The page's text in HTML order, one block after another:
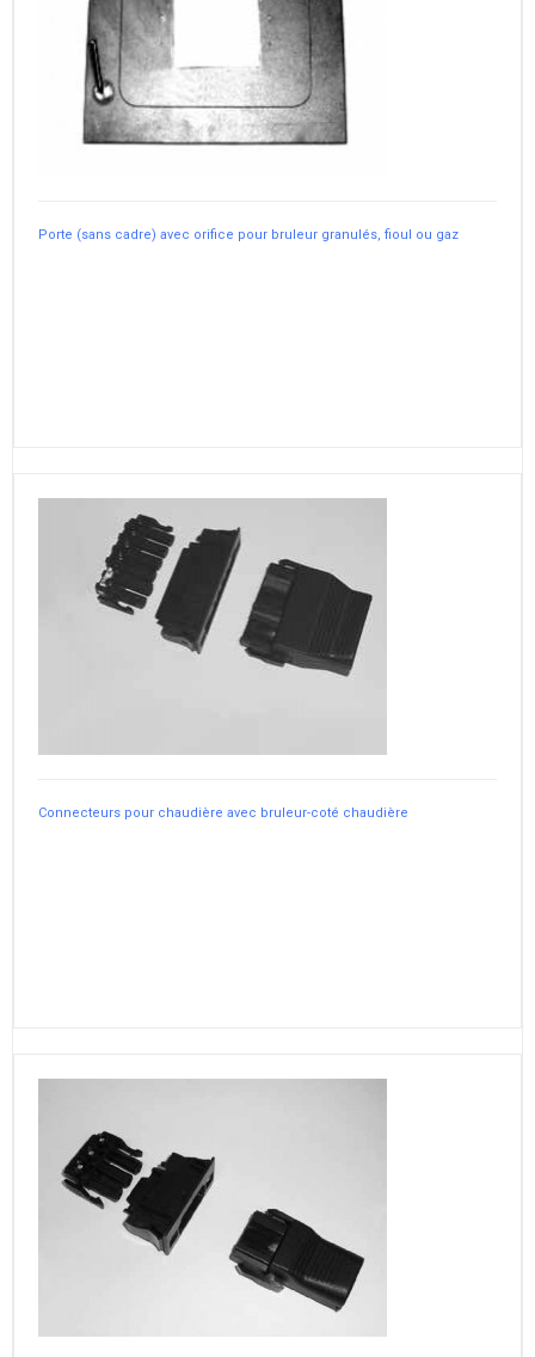
Porte (sans cadre) avec orifice pour bruleur granulés, fioul ou gaz
Connecteurs pour chaudière avec bruleur-coté chaudière